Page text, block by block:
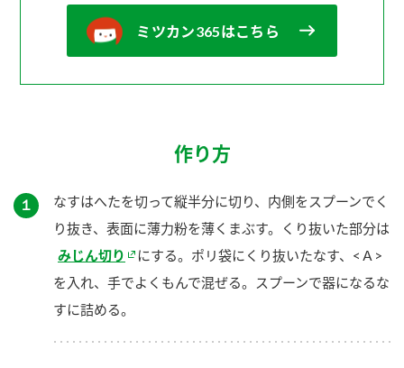
ミツカン365はこちら
作り方
１
なすはへたを切って縦半分に切り、内側をスプーンでく
り抜き、表面に薄力粉を薄くまぶす。くり抜いた部分は
みじん切り
にする。ポリ袋にくり抜いたなす、<Ａ>
を入れ、手でよくもんで混ぜる。スプーンで器になるな
すに詰める。